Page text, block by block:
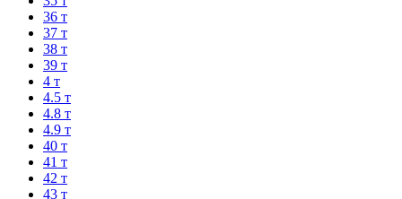
36 т
37 т
38 т
39 т
4 т
4.5 т
4.8 т
4.9 т
40 т
41 т
42 т
43 т